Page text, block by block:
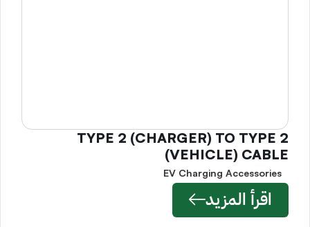
TYPE 2 (CHARGER) TO TYPE 2
(VEHICLE) CABLE
EV Charging Accessories
اقرأ المزيد